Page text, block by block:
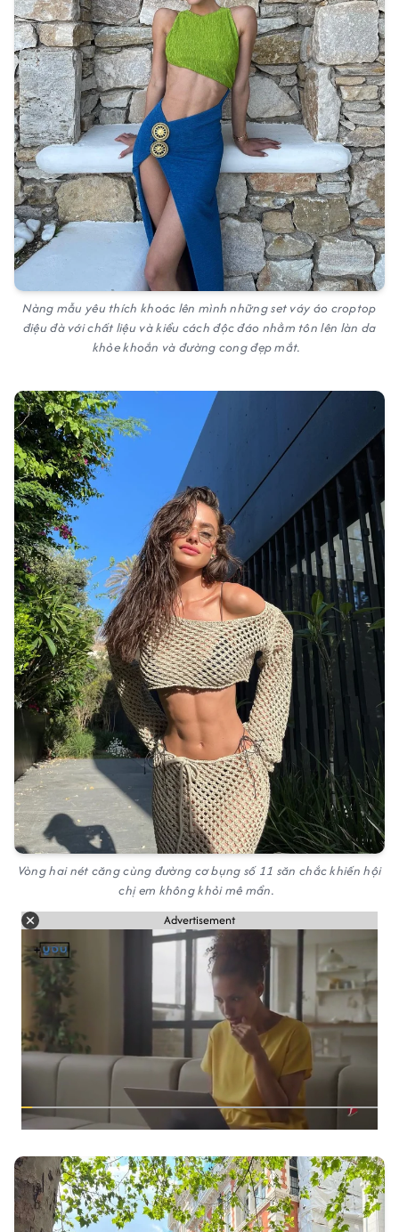
Nàng mẫu yêu thích khoác lên mình những set váy áo croptop
điệu đà với chất liệu và kiểu cách độc đáo nhằm tôn lên làn da
khỏe khoắn và đường cong đẹp mắt.
Vòng hai nét căng cùng đường cơ bụng số 11 săn chắc khiến hội
chị em không khỏi mê mẩn.
Advertisement